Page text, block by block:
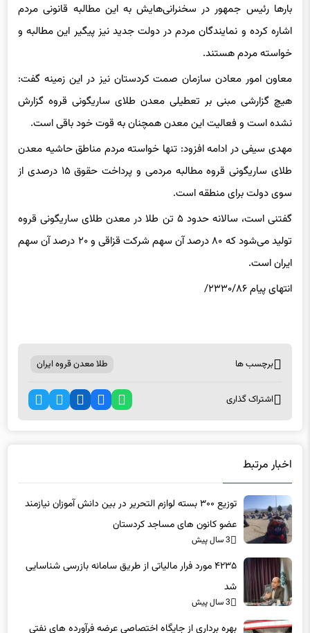
بارها رئیس جمهور در سخنرانی‌هایش به این مطالبه قانونی مردم
اشاره کرده و نمایندگان مردم در دولت جدید نیز پیگیر این مطالبه و
خواسته مردم هستند.
معاون امور معادن سازمان صمت کردستان نیز در این زمینه گفت:
هیچ گزارشی مبنی بر تعطیلی معدن طلای ساریگونی قروه گزارش
نشده است و فعالیت این معدن همچنان به قوت خود باقی است.
مهدی سیفی در ادامه افزود: تنها خواسته مردم مناطق حاشیه معدن
طلای ساریگونی قروه مطالبه مردمی و پرداخت حقوق ۱۵ درصدی از
سوی دولت برای منطقه است.
گفتنی است، سالانه حدود ۵ تن طلا در معدن طلای ساریگونی قروه
تولید می‌شود که ۸۰ درصد آن سهم شرکت قزاقی و ۲۰ درصد آن سهم
ایران است.
انتهای پیام ۲۳۳۰/۸۶/
برچسب ها طلا معدن قروه ایران
اشتراک گذاری
اخبار مرتبط
توزیع ۳۰۰ بسته لوازم التحریر در بین دانش آموزان نیازمند
عضو کانون های مساجد کردستان
3 سال پیش
۴۲۳۵ مورد فرار مالیاتی از طریق سامانه بازرسی شناسایی
شد
3 سال پیش
بهره برداری از جایگاه اختصاصی عرضه فرآورده های نفتی